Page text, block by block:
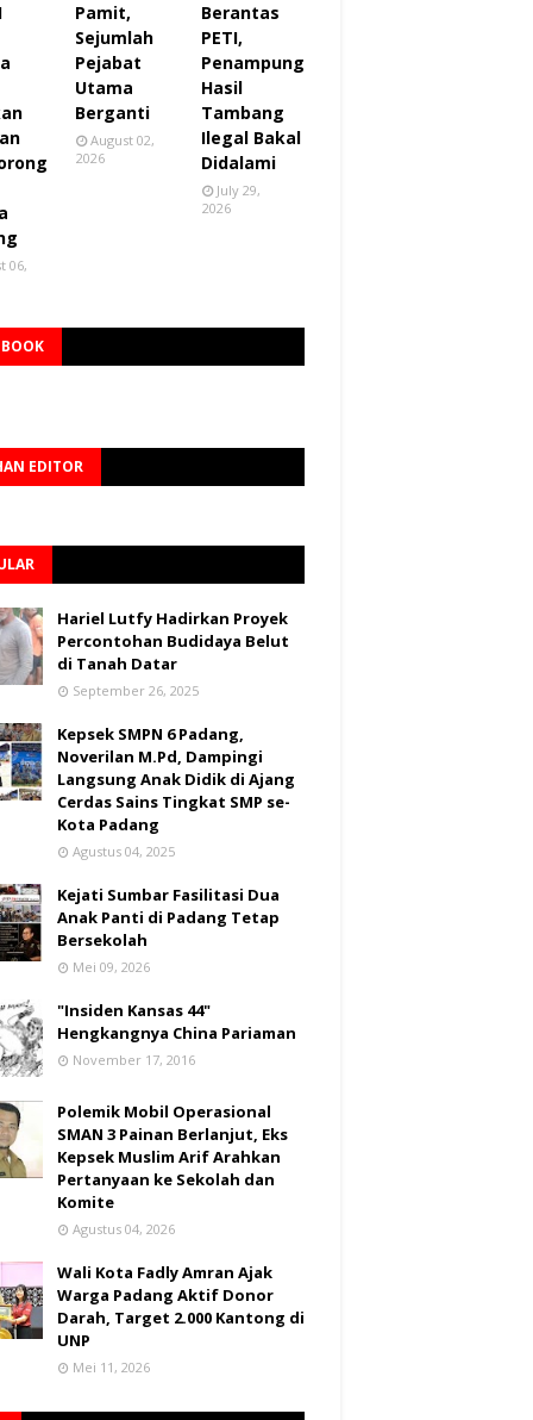
06,
Pamit,
Sejumlah
Pejabat
Utama
Berganti
August 02,
2026
Berantas
PETI,
Penampung
Hasil
Tambang
Ilegal Bakal
Didalami
July 29,
2026
EDITOR
Hariel Lutfy Hadirkan Proyek
Percontohan Budidaya Belut
di Tanah Datar
September 26, 2025
Kepsek SMPN 6 Padang,
Noverilan M.Pd, Dampingi
Langsung Anak Didik di Ajang
Cerdas Sains Tingkat SMP se-
Kota Padang
Agustus 04, 2025
Kejati Sumbar Fasilitasi Dua
Anak Panti di Padang Tetap
Bersekolah
Mei 09, 2026
"Insiden Kansas 44"
Hengkangnya China Pariaman
November 17, 2016
Polemik Mobil Operasional
SMAN 3 Painan Berlanjut, Eks
Kepsek Muslim Arif Arahkan
Pertanyaan ke Sekolah dan
Komite
Agustus 04, 2026
Wali Kota Fadly Amran Ajak
Warga Padang Aktif Donor
Darah, Target 2.000 Kantong di
UNP
Mei 11, 2026